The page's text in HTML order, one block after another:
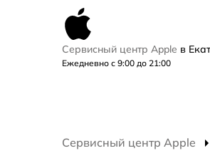
Сервисный центр Apple в
Ежедневно с 9:00 до 21:00
Сервисный центр Apple